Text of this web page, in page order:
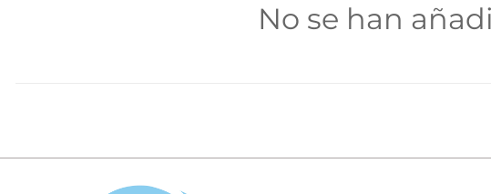
No se han